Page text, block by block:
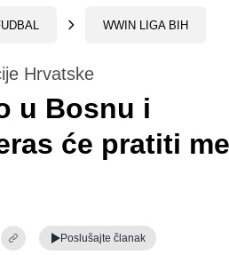
WWIN LIGA BIH
Hrvatske
u Bosnu i
će pratiti
Poslušajte članak